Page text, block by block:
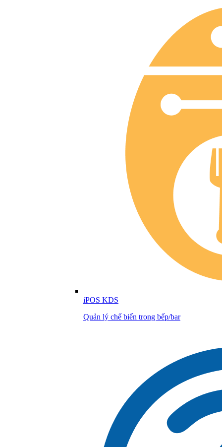
iPOS KDS
Quản lý chế biến trong bếp/bar